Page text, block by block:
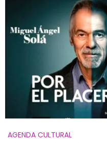
AGENDA CULTURAL